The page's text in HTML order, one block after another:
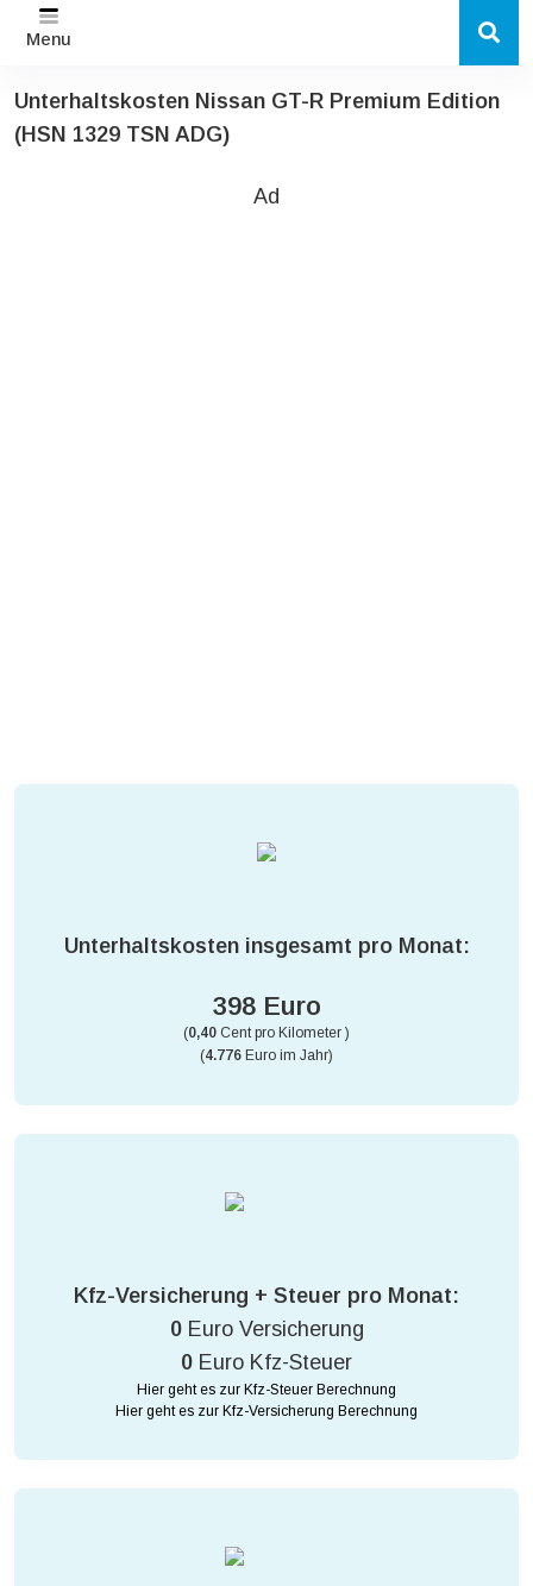
Menu
Unterhaltskosten Nissan GT-R Premium Edition
(HSN 1329 TSN ADG)
Ad
Unterhaltskosten insgesamt pro Monat:
398 Euro
(0,40 Cent pro Kilometer )
(4.776 Euro im Jahr)
Kfz-Versicherung + Steuer pro Monat:
0 Euro Versicherung
0 Euro Kfz-Steuer
Hier geht es zur Kfz-Steuer Berechnung
Hier geht es zur Kfz-Versicherung Berechnung